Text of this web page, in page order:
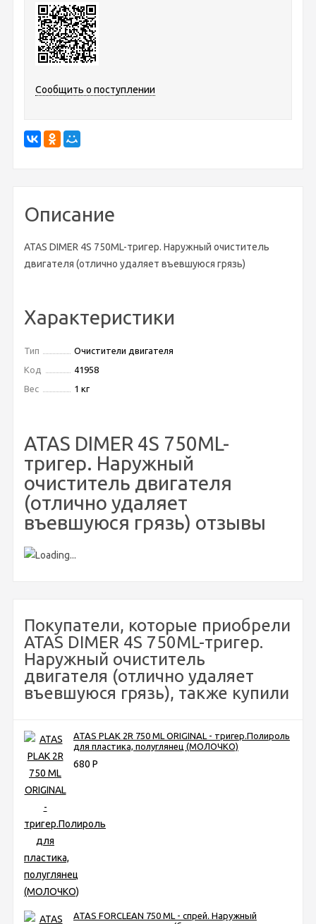
Сообщить о поступлении
Описание
ATAS DIMER 4S 750ML-тригер. Наружный очиститель
двигателя (отлично удаляет въевшуюся грязь)
Характеристики
Тип
Очистители двигателя
Код
41958
Вес
1 кг
ATAS DIMER 4S 750ML-
тригер. Наружный
очиститель двигателя
(отлично удаляет
въевшуюся грязь) отзывы
Покупатели, которые приобрели
ATAS DIMER 4S 750ML-тригер.
Наружный очиститель
двигателя (отлично удаляет
въевшуюся грязь), также купили
ATAS PLAK 2R 750 ML ORIGINAL - тригер.Полироль
для пластика, полуглянец (МОЛОЧКО)
680 Р
ATAS FORCLEAN 750 ML - спрей. Наружный